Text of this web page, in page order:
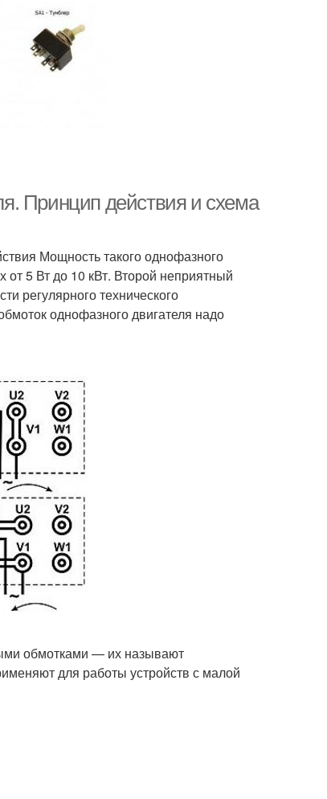
Принцип действия и схема
Мощность такого однофазного
от 5 Вт до 10 кВт. Второй неприятный
регулярного технического
однофазного двигателя надо
обмотками — их называют
для работы устройств с малой